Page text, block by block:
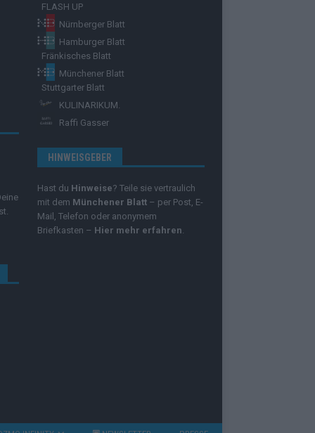
FLASH UP
Nürnberger Blatt
Hamburger Blatt
Fränkisches Blatt
Münchener Blatt
Stuttgarter Blatt
KULINARIKUM.
Raffi Gasser
HINWEISGEBER
Hast du Hinweise? Teile sie vertraulich
mit dem Münchener Blatt – per Post, E-
Mail, Telefon oder anonymem
Briefkasten – Hier mehr erfahren